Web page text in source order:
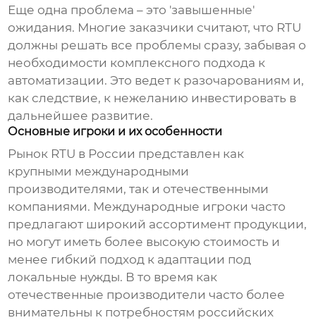
Еще одна проблема – это 'завышенные'
ожидания. Многие заказчики считают, что RTU
должны решать все проблемы сразу, забывая о
необходимости комплексного подхода к
автоматизации. Это ведет к разочарованиям и,
как следствие, к нежеланию инвестировать в
дальнейшее развитие.
Основные игроки и их особенности
Рынок RTU в России представлен как
крупными международными
производителями, так и отечественными
компаниями. Международные игроки часто
предлагают широкий ассортимент продукции,
но могут иметь более высокую стоимость и
менее гибкий подход к адаптации под
локальные нужды. В то время как
отечественные производители часто более
внимательны к потребностям российских